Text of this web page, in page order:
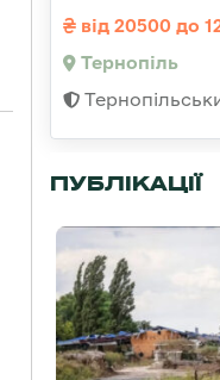
від 20500 до
Тернопіль
ПУБЛІКАЦІЇ